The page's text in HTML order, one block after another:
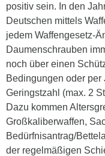
positiv sein. In den
Deutschen mittels
jedem Waffengesetz-
Daumenschrauben
noch über einen
Bedingungen oder
Geringstzahl (max. 2
Dazu kommen
Großkaliberwaffen,
Bedürfnisantrag/
der regelmäßigen